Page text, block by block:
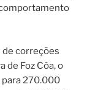
de correções
de Foz Côa, o
270.000